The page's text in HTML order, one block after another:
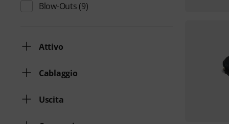
Blow-Outs (9)
Attivo
Cablaggio
Uscita